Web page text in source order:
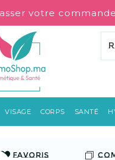
votre
VISAGE CORPS SANTÉ
FAVORIS